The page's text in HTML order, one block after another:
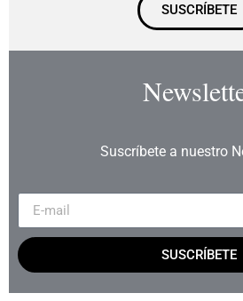
SUSCRÍBETE
Suscríbete a nuestro
SUSCRÍBETE